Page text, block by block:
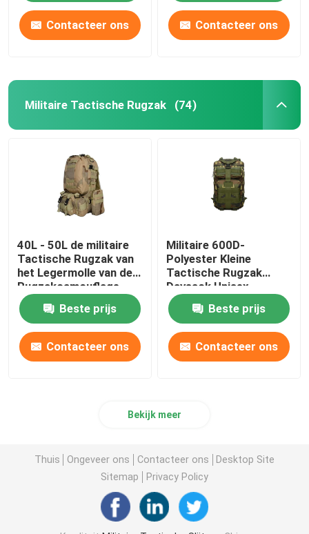
Contacteer ons Contacteer ons
Militaire Tactische Rugzak (74)
40L - 50L de militaire
Tactische Rugzak van
het Legermolle van de
Rugzakcamouflage
Beste prijs
Contacteer ons
Militaire 600D-
Polyester Kleine
Tactische Rugzak
Daysack Unisex-
Beste prijs
Contacteer ons
Bekijk meer
Thuis Ongeveer ons Contacteer ons
Desktop Site
Sitemap
Privacy Policy